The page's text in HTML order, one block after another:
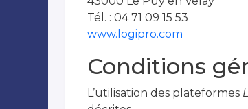
Tél. : 04 71 09 15 53
www.logipro.com
Conditions
L’utilisation des plateformes